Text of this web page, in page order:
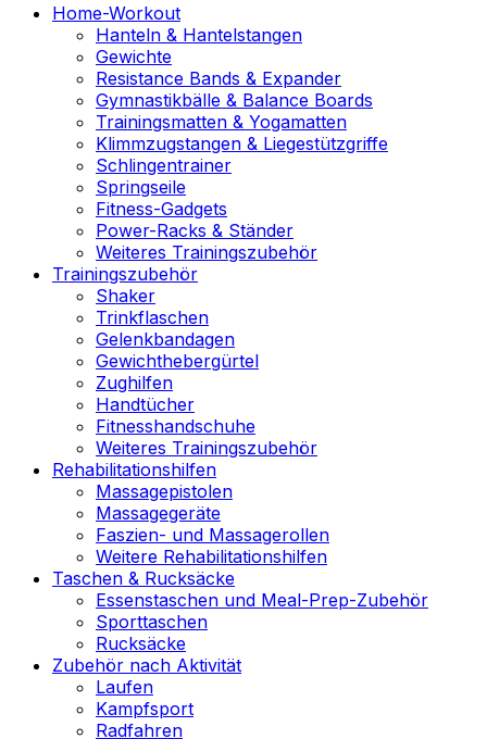
Home-Workout
Hanteln & Hantelstangen
Gewichte
Resistance Bands & Expander
Gymnastikbälle & Balance Boards
Trainingsmatten & Yogamatten
Klimmzugstangen & Liegestützgriffe
Schlingentrainer
Springseile
Fitness-Gadgets
Power-Racks & Ständer
Weiteres Trainingszubehör
Trainingszubehör
Shaker
Trinkflaschen
Gelenkbandagen
Gewichthebergürtel
Zughilfen
Handtücher
Fitnesshandschuhe
Weiteres Trainingszubehör
Rehabilitationshilfen
Massagepistolen
Massagegeräte
Faszien- und Massagerollen
Weitere Rehabilitationshilfen
Taschen & Rucksäcke
Essenstaschen und Meal-Prep-Zubehör
Sporttaschen
Rucksäcke
Zubehör nach Aktivität
Laufen
Kampfsport
Radfahren